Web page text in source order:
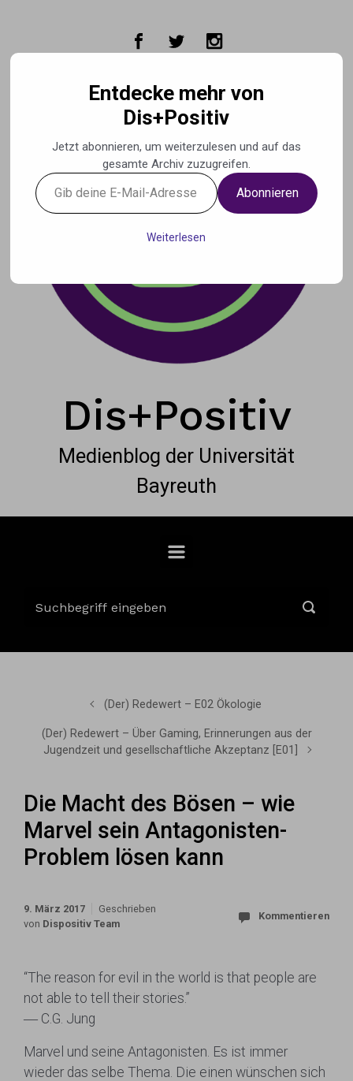
Dis+Positiv
Medienblog der Universität
Bayreuth
(Der) Redewert – E02 Ökologie
(Der) Redewert – Über Gaming, Erinnerungen aus der
Jugendzeit und gesellschaftliche Akzeptanz [E01]
Die Macht des Bösen – wie
Marvel sein Antagonisten-
Problem lösen kann
9. März 2017
Geschrieben
von Dispositiv Team
Kommentieren
“The reason for evil in the world is that people are
not able to tell their stories.”
― C.G. Jung
Marvel und seine Antagonisten. Es ist immer
wieder das selbe Thema. Die einen wünschen sich
Entdecke mehr von
Dis+Positiv
Jetzt abonnieren, um weiterzulesen und auf das
gesamte Archiv zuzugreifen.
Gib
deine
Abonnieren
Weiterlesen